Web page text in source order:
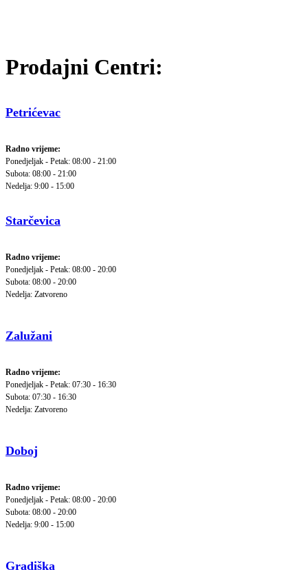
Prodajni Centri:
Petrićevac
Radno vrijeme:
Ponedjeljak - Petak: 08:00 - 21:00
Subota: 08:00 - 21:00
Nedelja: 9:00 - 15:00
Starčevica
Radno vrijeme:
Ponedjeljak - Petak: 08:00 - 20:00
Subota: 08:00 - 20:00
Nedelja: Zatvoreno
Zalužani
Radno vrijeme:
Ponedjeljak - Petak: 07:30 - 16:30
Subota: 07:30 - 16:30
Nedelja: Zatvoreno
Doboj
Radno vrijeme:
Ponedjeljak - Petak: 08:00 - 20:00
Subota: 08:00 - 20:00
Nedelja: 9:00 - 15:00
Gradiška